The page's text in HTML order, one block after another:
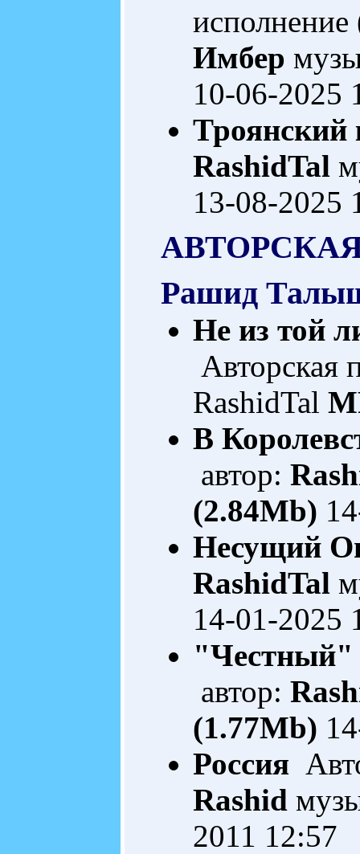
Имбер
10-06-2025
Троянский
RashidTal
13-08-2025
Рашид
Не из той
Авторская
RashidTal
В
автор:
(2.84Mb)
Несущий
RashidTal
14-01-2025
"Честный"
автор:
(1.77Mb)
Россия
Rashid
2011 12:57